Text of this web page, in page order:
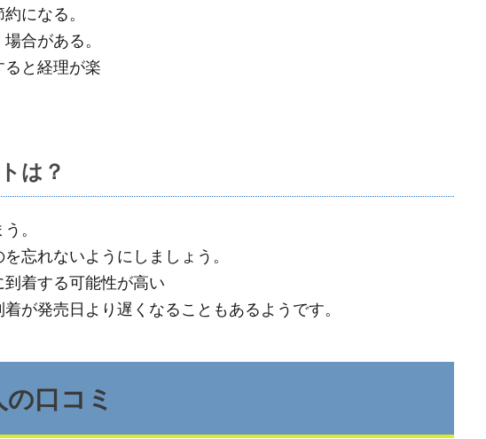
になる。
合がある。
ると経理が楽
は？
。
忘れないようにしましょう。
着する可能性が高い
が発売日より遅くなることもあるようです。
口コミ